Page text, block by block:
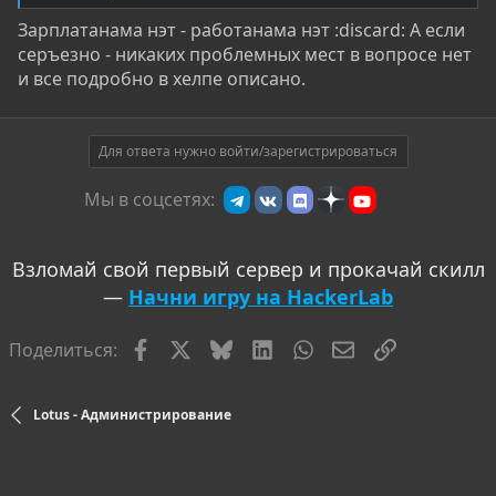
Зарплатанама нэт - работанама нэт :discard: А если
серъезно - никаких проблемных мест в вопросе нет
и все подробно в хелпе описано.
Для ответа нужно войти/зарегистрироваться
Мы в соцсетях:
Взломай свой первый сервер и прокачай скилл
— Начни игру на HackerLab
Поделиться: FacebookBlueskyLinkedInWhatsAppЭлектронная
Ссылка
Lotus - Администрирование